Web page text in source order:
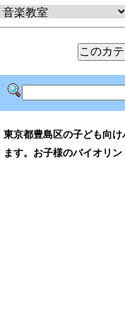
東京都豊島区の子ども向
ます。お子様のバイオリ